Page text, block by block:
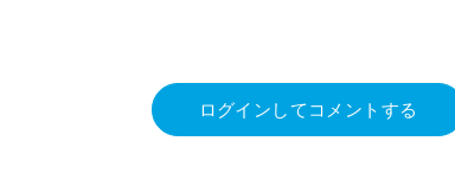
ログインしてコメントする